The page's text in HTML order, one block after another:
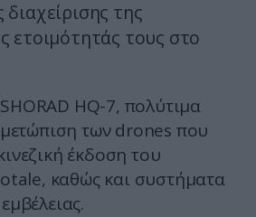
της
ετοιμότητάς τους στο
HQ-7, πολύτιμα
των drones που
έκδοση του
καθώς και συστήματα